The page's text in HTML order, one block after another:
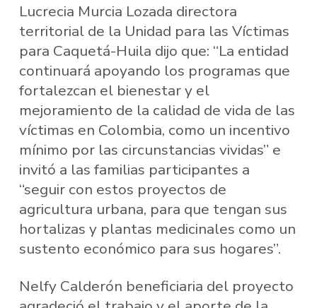
Lucrecia Murcia Lozada directora
territorial de la Unidad para las Víctimas
para Caquetá-Huila dijo que: “La entidad
continuará apoyando los programas que
fortalezcan el bienestar y el
mejoramiento de la calidad de vida de las
víctimas en Colombia, como un incentivo
mínimo por las circunstancias vividas” e
invitó a las familias participantes a
“seguir con estos proyectos de
agricultura urbana, para que tengan sus
hortalizas y plantas medicinales como un
sustento económico para sus hogares”.
Nelfy Calderón beneficiaria del proyecto